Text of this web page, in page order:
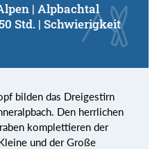
| Alpbachtal
Std. | Schwierigkeit
bilden das Dreigestirn
Den herrlichen
komplettieren der
und der Große